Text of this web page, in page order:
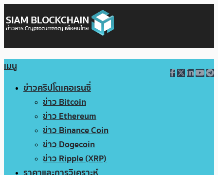
เมนู
ข่าวคริปโตเคอเรนซี่
ข่าว Bitcoin
ข่าว Ethereum
ข่าว Binance Coin
ข่าว Dogecoin
ข่าว Ripple (XRP)